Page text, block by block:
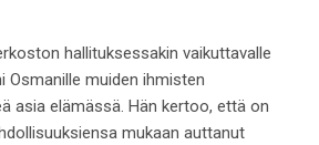
hallituksessakin vaikuttavalle
Osmanille muiden ihmisten
asia elämässä. Hän kertoo, että on
mukaan auttanut